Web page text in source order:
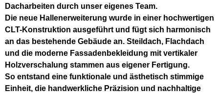
Dacharbeiten durch unser eigenes Team.
Die neue Hallenerweiterung wurde in einer hochwertigen
CLT-Konstruktion ausgeführt und fügt sich harmonisch
an das bestehende Gebäude an. Steildach, Flachdach
und die moderne Fassadenbekleidung mit vertikaler
Holzverschalung stammen aus eigener Fertigung.
So entstand eine funktionale und ästhetisch stimmige
Einheit, die handwerkliche Präzision und nachhaltige